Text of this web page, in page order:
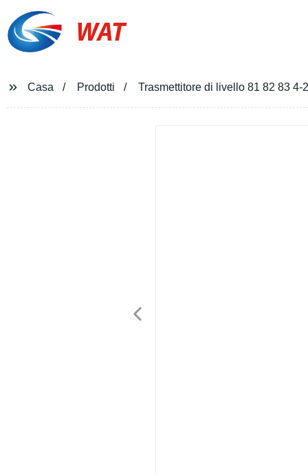
WAT
Casa Prodotti Trasmettitore di livello 81 82 83